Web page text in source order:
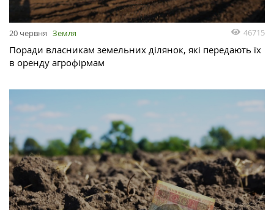
20 червня Земля 46715
Поради власникам земельних ділянок, які передають їх
в оренду агрофірмам